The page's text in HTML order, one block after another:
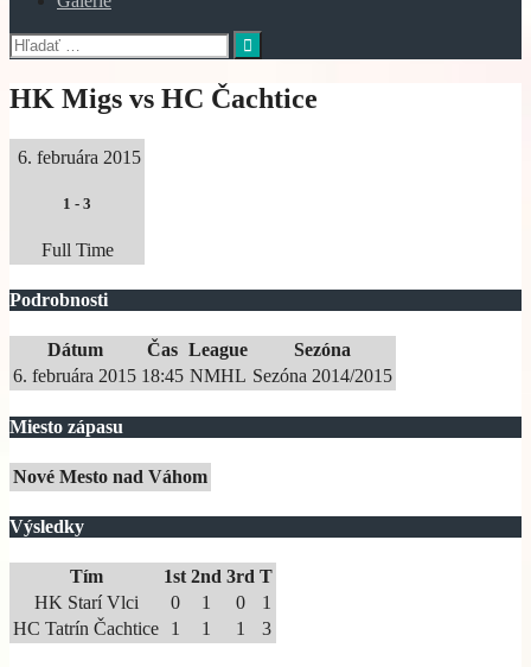
Hľadať:
HK Migs vs HC Čachtice
6. februára 2015
1 - 3
Full Time
Podrobnosti
Dátum Čas League
Sezóna
6. februára 2015 18:45 NMHL Sezóna 2014/2015
Miesto zápasu
Nové Mesto nad Váhom
Výsledky
Tím 1st 2nd 3rd T
HK Starí Vlci
0 1 0
1
HC Tatrín Čachtice
1 1 1 3